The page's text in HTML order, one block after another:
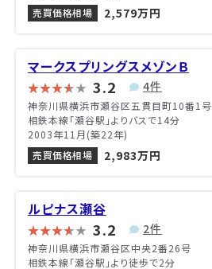
売買価格相場
2,579万円
マークスプリングスメゾンＢ
3.2 4件
神奈川県横浜市瀬谷区五貫目町10番1号
相鉄本線「瀬谷駅」よりバスで14分
2003年11月(築22年)
売買価格相場
2,983万円
ルピナス瀬谷
3.2 2件
神奈川県横浜市瀬谷区中央2番26号
相鉄本線「瀬谷駅」より徒歩で2分